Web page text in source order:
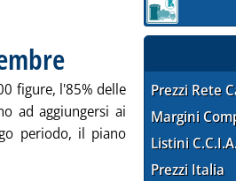
. Pubblicata venerdì 27 agosto 2021 alle
figure, l'85% delle
ad aggiungersi ai
periodo, il piano
'A2A ricerca personale: 200 entro
Sezione:
Prezzi Rete
Margini
Listini
Prezzi Italia